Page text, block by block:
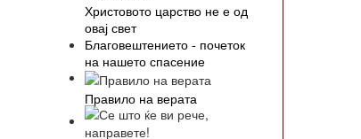
Христовото царство не е од
овај свет
Благовештението - почеток
на нашето спасение
Правило на верата